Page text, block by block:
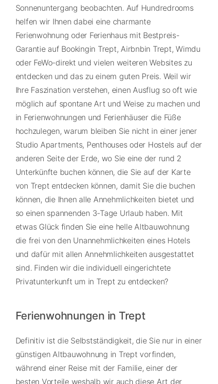
Sonnenuntergang beobachten. Auf Hundredrooms
helfen wir Ihnen dabei eine charmante
Ferienwohnung oder Ferienhaus mit Bestpreis-
Garantie auf Bookingin Trept, Airbnbin Trept, Wimdu
oder FeWo-direkt und vielen weiteren Websites zu
entdecken und das zu einem guten Preis. Weil wir
Ihre Faszination verstehen, einen Ausflug so oft wie
möglich auf spontane Art und Weise zu machen und
in Ferienwohnungen und Ferienhäuser die Füße
hochzulegen, warum bleiben Sie nicht in einer jener
Studio Apartments, Penthouses oder Hostels auf der
anderen Seite der Erde, wo Sie eine der rund 2
Unterkünfte buchen können, die Sie auf der Karte
von Trept entdecken können, damit Sie die buchen
können, die Ihnen alle Annehmlichkeiten bietet und
so einen spannenden 3-Tage Urlaub haben. Mit
etwas Glück finden Sie eine helle Altbauwohnung
die frei von den Unannehmlichkeiten eines Hotels
und dafür mit allen Annehmlichkeiten ausgestattet
sind. Finden wir die individuell eingerichtete
Privatunterkunft um in Trept zu entdecken?
Ferienwohnungen in Trept
Definitiv ist die Selbstständigkeit, die Sie nur in einer
günstigen Altbauwohnung in Trept vorfinden,
während einer Reise mit der Familie, einer der
besten Vorteile weshalb wir auch diese Art der